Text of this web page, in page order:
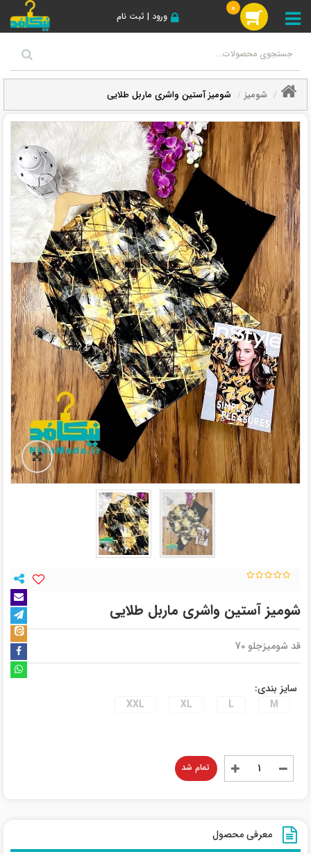
ورود | ثبت نام
0
شومیز شومیز آستین واشری ماربل طلایی
شومیز آستین واشری ماربل طلایی
قد شومیزجلو 70
سایز بندی:
M
L
XL
XXL
تمام شد
معرفی محصول